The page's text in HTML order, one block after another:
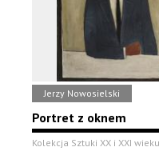
Jerzy Nowosielski
Portret z oknem
Kolekcja Sztuki XX i XXI wieku